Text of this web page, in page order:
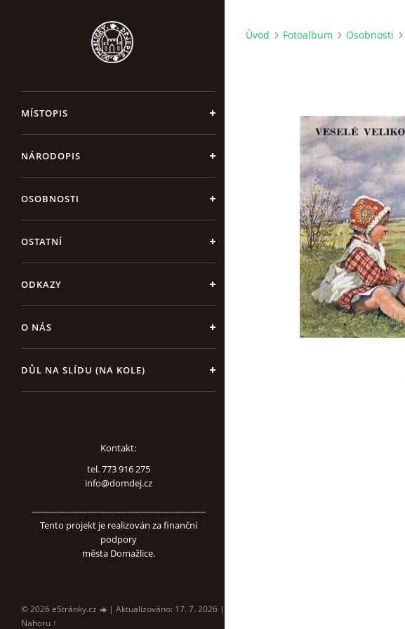
MÍSTOPIS
NÁRODOPIS
OSOBNOSTI
OSTATNÍ
ODKAZY
O NÁS
DŮL NA SLÍDU (NA KOLE)
Kontakt:
tel. 773 916 275
info@domdej.cz
--------------------------------------------------------------
Tento projekt je realizován za finanční
podpory
města Domažlice.
© 2026 eStránky.cz | Aktualizováno: 17. 7. 2026 |
Nahoru ↑
Úvod Fotoalbum Osobnosti